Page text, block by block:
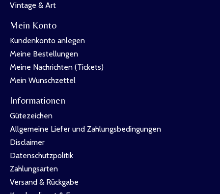
Vintage & Art
Mein Konto
Kundenkonto anlegen
Meine Bestellungen
Meine Nachrichten (Tickets)
Mein Wunschzettel
Informationen
Gütezeichen
Allgemeine Liefer und Zahlungsbedingungen
Disclaimer
Datenschutzpolitik
Zahlungsarten
Versand & Rückgabe